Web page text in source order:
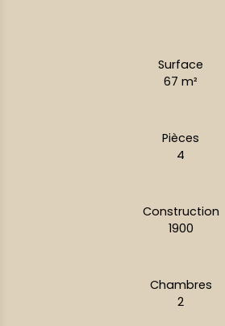
Surface
67 m²
Pièces
4
Construction
1900
Chambres
2